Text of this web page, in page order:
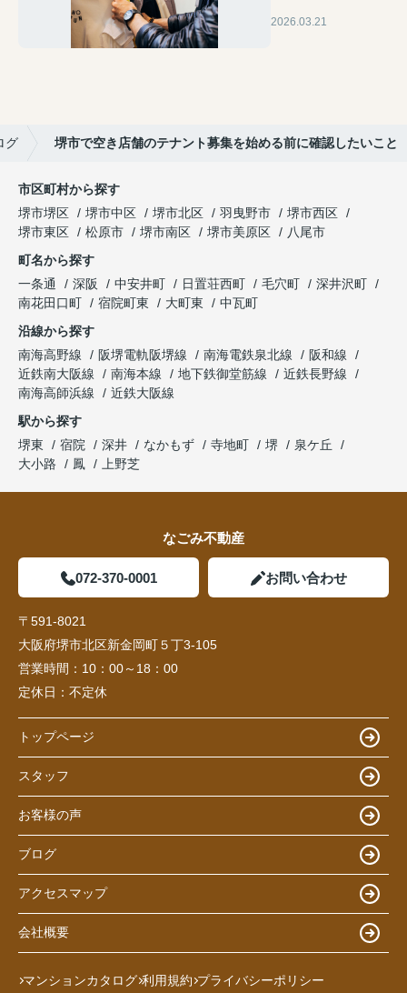
7つのポイント
2026.03.21
グ 堺市で空き店舗のテナント募集を始める前に確認したいこと
市区町村から探す
堺市堺区
堺市中区 堺市北区 羽曳野市
堺市西区
堺市東区
松原市 堺市南区 堺市美原区
八尾市
町名から探す
一条通
深阪 中安井町 日置荘西町 毛穴町
深井沢町
南花田口町
宿院町東 大町東
中瓦町
沿線から探す
南海高野線
阪堺電軌阪堺線 南海電鉄泉北線
阪和線
近鉄南大阪線
南海本線 地下鉄御堂筋線
近鉄長野線
南海高師浜線
近鉄大阪線
駅から探す
堺東
宿院 深井 なかもず 寺地町 堺
泉ケ丘
大小路
鳳 上野芝
なごみ不動産
072-370-0001 お問い合わせ
〒591-8021
大阪府堺市北区新金岡町５丁3-105
営業時間： 10：00～18：00
定休日： 不定休
トップページ
スタッフ
お客様の声
ブログ
アクセスマップ
会社概要
マンションカタログ 利用規約 プライバシーポリシー